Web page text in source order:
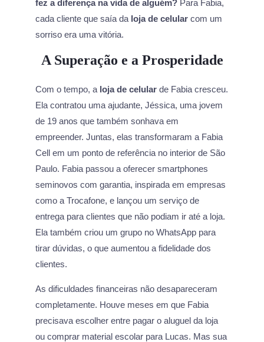
fez a diferença na vida de alguém? Para Fabia,
cada cliente que saía da loja de celular com um
sorriso era uma vitória.
A Superação e a Prosperidade
Com o tempo, a loja de celular de Fabia cresceu.
Ela contratou uma ajudante, Jéssica, uma jovem
de 19 anos que também sonhava em
empreender. Juntas, elas transformaram a Fabia
Cell em um ponto de referência no interior de São
Paulo. Fabia passou a oferecer smartphones
seminovos com garantia, inspirada em empresas
como a Trocafone, e lançou um serviço de
entrega para clientes que não podiam ir até a loja.
Ela também criou um grupo no WhatsApp para
tirar dúvidas, o que aumentou a fidelidade dos
clientes.
As dificuldades financeiras não desapareceram
completamente. Houve meses em que Fabia
precisava escolher entre pagar o aluguel da loja
ou comprar material escolar para Lucas. Mas sua